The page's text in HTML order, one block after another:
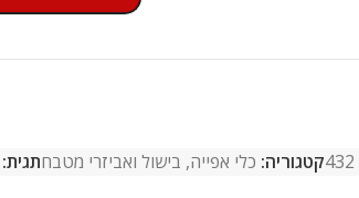
432קטגוריה: כלי אפייה, בישול ואביזרי מטבחתגית: